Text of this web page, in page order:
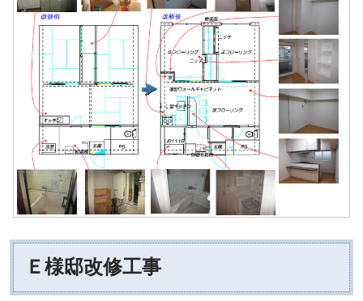
Ｅ様邸改修工事